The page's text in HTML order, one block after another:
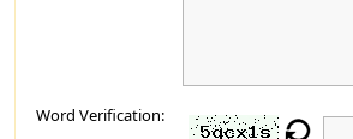
Word Verification: